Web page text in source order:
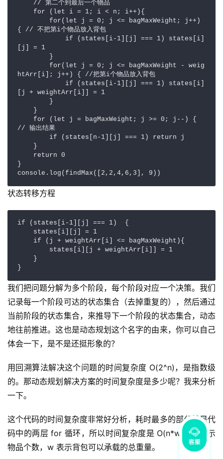
{ // 不把第i个物品放入背包
[j] = 1
htArr[i]; j++) { //把第i个物品放入背包
[j + weightArr[i]] = 1
// 输出结果
}
console.log(findMax([2,2,4,6,3], 9))
状态转移方程
if (states[i-1][j] === 1)  {
}
我们把问题分解为多个阶段，每个阶段对应一个决策。我们
记录每一个阶段可达的状态集合（去掉重复的），然后通过
当前阶段的状态集合，来推导下一个阶段的状态集合，动态
地往前推进。这也是动态规划这个名字的由来，你可以自己
体会一下，是不是还挺形象的？
用回溯算法解决这个问题的时间复杂度 O(2^n)，是指数级
的。那动态规划解决方案的时间复杂度是多少呢？我来分析
一下。
这个代码的时间复杂度非常好分析，耗时最多的部分就是代
码中的两层 for 循环，所以时间复杂度是 O(n*w)。n 表示
物品个数，w 表示背包可以承载的总重量。